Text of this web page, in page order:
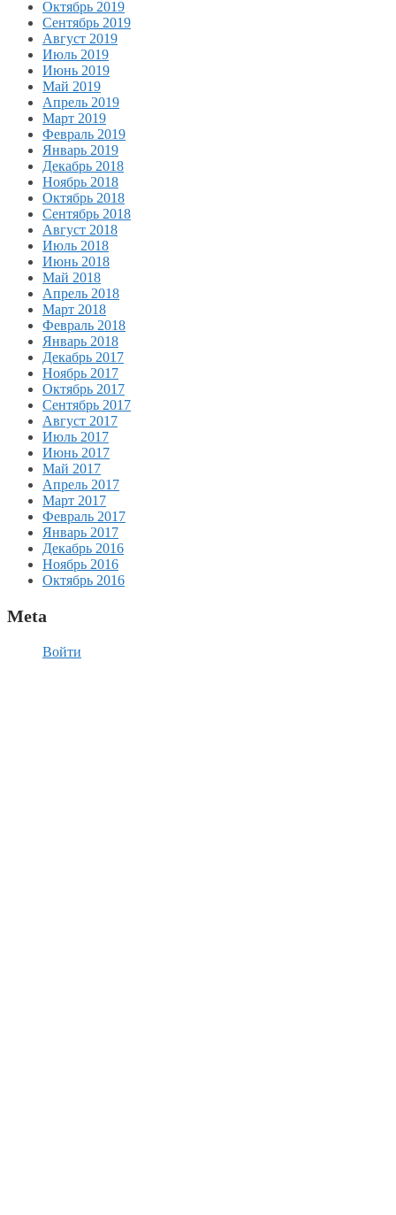
Октябрь 2019
Сентябрь 2019
Август 2019
Июль 2019
Июнь 2019
Май 2019
Апрель 2019
Март 2019
Февраль 2019
Январь 2019
Декабрь 2018
Ноябрь 2018
Октябрь 2018
Сентябрь 2018
Август 2018
Июль 2018
Июнь 2018
Май 2018
Апрель 2018
Март 2018
Февраль 2018
Январь 2018
Декабрь 2017
Ноябрь 2017
Октябрь 2017
Сентябрь 2017
Август 2017
Июль 2017
Июнь 2017
Май 2017
Апрель 2017
Март 2017
Февраль 2017
Январь 2017
Декабрь 2016
Ноябрь 2016
Октябрь 2016
Meta
Войти